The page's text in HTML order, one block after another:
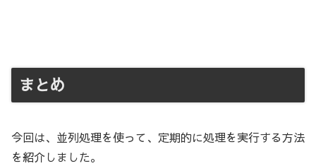
まとめ
今回は、並列処理を使って、定期的に処理を実行する方法
を紹介しました。